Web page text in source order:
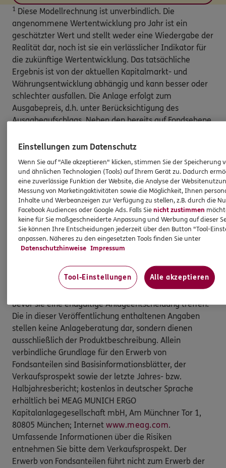
1 Diese Modellrechnung ist unverbindlich. Die
angenommene Wertentwicklung pro Jahr ist ein
geschätzter Wert und stellt weder eine Wiedergabe der
Realität dar, noch ist sie ein verlässlicher Indikator für
die zukünftige Wertentwicklung. Das tatsächliche
Ergebnis ist von der aktuellen Kapitalmarkt- und
Währungsentwicklung abhängig und kann besser oder
schlechter ausfallen. Die Anlage erfolgt zum
Ausgabepreis, d.h. unter Berücksichtigung des
Ausgabeaufschlags. Neben den bereits auf Fondsebene
werden keine weiteren Kosten (wie z.B.
Auswirkungen berücksichtigt, die das Anlageergebnis
schmälern
Kaufkraft im Vergleich zu 100 Euro im Jahr 2023
Angenommene Preisentwicklung bei 6%-iger
Inflation
Dies ist eine Marketinganzeige der ERGO Group AG und
dient Werbezwecken. Bitte lesen Sie den
Verkaufsprospekt und die Basisinformationsblätter,
bevor sie eine endgültige Anlageentscheidung treffen.
Die in dieser Veröffentlichung enthaltenen Angaben
stellen keine Anlageberatung dar, sondern dienen
ausschließlich der Produktbeschreibung. Allein
verbindliche Grundlage für den Erwerb von
Fondsanteilen sind Basisinformationsblätter, der
Verkaufsprospekt sowie der letzte Jahres- bzw.
Halbjahresbericht; kostenlos in deutscher Sprache
erhältlich bei MEAG MUNICH ERGO
Kapitalanlagegesellschaft mbH, Am Münchner Tor 1,
80805 München; Internet www.meag.com.
Umfassende Informationen über die Risiken
entnehmen Sie bitte dem Verkaufsprospekt. Der
Erwerb von Fondsanteilen führt nicht zum Erwerb der
Einstellungen zum Datenschutz
Wenn Sie auf "Alle akzeptieren" klicken, stimmen Sie der Speicherung
und ähnlichen Technologien (Tools) auf Ihrem Gerät zu. Dadurch
eine zuverlässige Funktion der Website, die Analyse der
Messung von Marketingaktivitäten sowie die Möglichkeit, Ihnen
Inhalte und Werbeanzeigen zur Verfügung zu stellen, z.B. durch die
Facebook Audiences oder Google Ads. Falls Sienicht zustimmen
keine für Sie maßgeschneiderte Anpassung und Werbung auf dieser
Sie können Ihre Entscheidungen jederzeit über den Button "Tool-
anpassen. Näheres zu den eingesetzten Tools finden Sie unter
Datenschutzhinweise Impressum
Tool-Einstellungen Alle akzeptieren